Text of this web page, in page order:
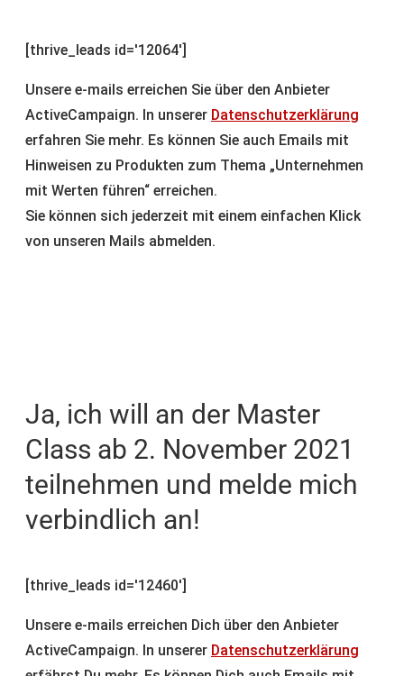
[thrive_leads id='12064']
Unsere e-mails erreichen Sie über den Anbieter
ActiveCampaign. In unserer Datenschutzerklärung
erfahren Sie mehr. Es können Sie auch Emails mit
Hinweisen zu Produkten zum Thema „Unternehmen
mit Werten führen“ erreichen.
Sie können sich jederzeit mit einem einfachen Klick
von unseren Mails abmelden.
Ja, ich will an der Master
Class ab 2. November 2021
teilnehmen und melde mich
verbindlich an!
[thrive_leads id='12460']
Unsere e-mails erreichen Dich über den Anbieter
ActiveCampaign. In unserer Datenschutzerklärung